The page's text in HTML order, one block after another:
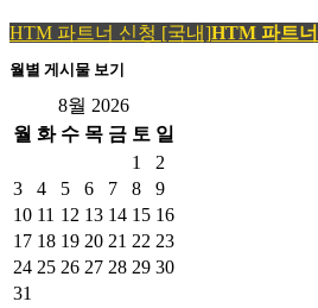
HTM 파트너 신청 [국내]HTM 파트
월별 게시물 보기
8월 2026
월 화 수 목 금 토 일
1
2
3
4 5 6 7 8
9
10 11 12 13 14 15 16
17 18 19 20 21 22 23
24 25 26 27 28 29 30
31